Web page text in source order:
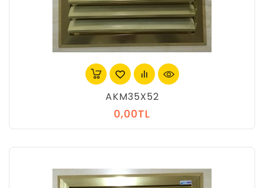
AKM35X52
0,00TL